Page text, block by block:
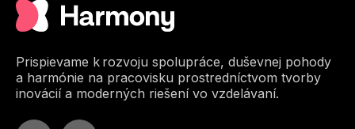
Prispievame k rozvoju spolupráce, duševnej pohody
a harmónie na pracovisku prostredníctvom tvorby
inovácií a moderných riešení vo vzdelávaní.